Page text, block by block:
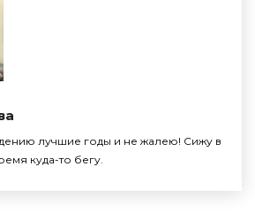
лучшие годы и не жалею! Сижу в
куда-то бегу.